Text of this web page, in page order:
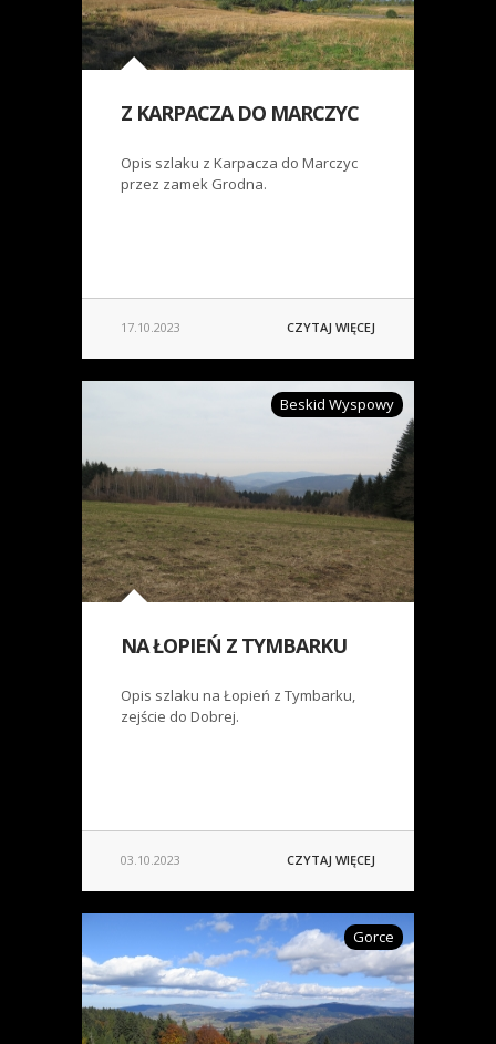
Z KARPACZA DO MARCZYC
Opis szlaku z Karpacza do Marczyc
przez zamek Grodna.
17.10.2023 CZYTAJ WIĘCEJ
Beskid Wyspowy
NA ŁOPIEŃ Z TYMBARKU
Opis szlaku na Łopień z Tymbarku,
zejście do Dobrej.
03.10.2023 CZYTAJ WIĘCEJ
Gorce